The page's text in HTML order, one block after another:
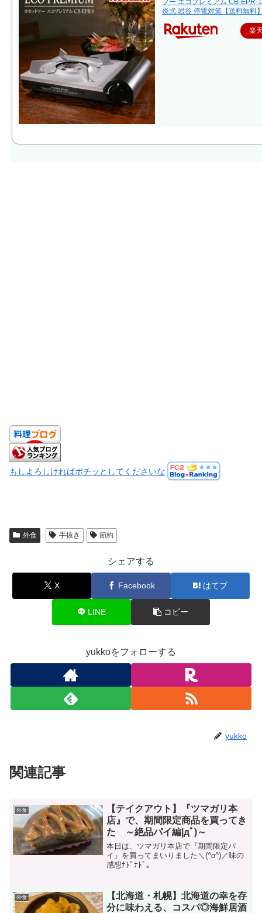
炎式 岩谷 停電対策【送料無料
楽
もしよろしければポチッとしてくださいな
外食 手抜き 節約
シェアする
X Facebook はてブ
LINE コピー
yukkoをフォローする
yukko
関連記事
外食
【テイクアウト】『ツマガリ本
店』で、期間限定商品を買ってき
た ～絶品パイ編|дﾟ)～
本日は、ツマガリ本店で『期間限定パ
イ』を買ってまいりました＼(^o^)／味の
感想ﾅﾄﾞﾅﾄﾞ。
外食
【北海道・札幌】北海道の幸を存
分に味わえる、コスパ◎海鮮居酒